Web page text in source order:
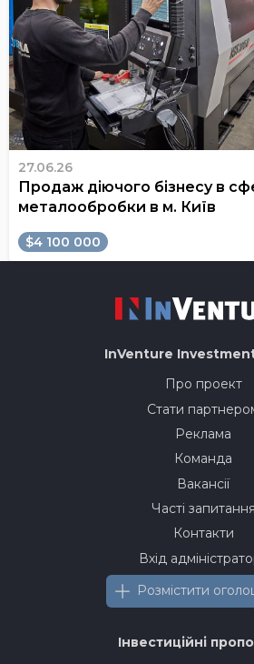
27.06.26
Продаж діючого бізнесу в
металообробки в м. Київ
$4 100 000
InVenture
Про проект
Стати
Реклама
Команда
Вакансії
Часті запитання
Контакти
Вхід
Розмістити
Інвестиційні